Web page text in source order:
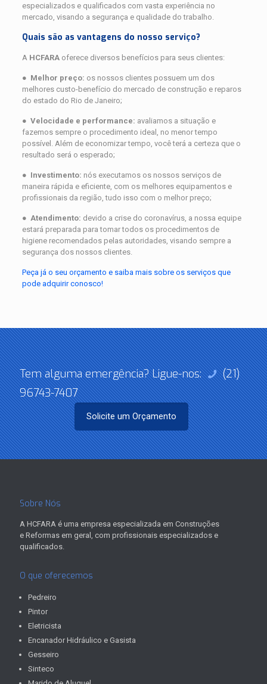
especializados e qualificados com vasta experiência no
mercado, visando a segurança e qualidade do trabalho.
Quais são as vantagens do nosso serviço?
A HCFARAoferece diversos benefícios para seus clientes:
● Melhor preço: os nossos clientes possuem um dos
melhores custo-benefício do mercado de construção e reparos
do estado do Rio de Janeiro;
● Velocidade e performance: avaliamos a situação e
fazemos sempre o procedimento ideal, no menor tempo
possível. Além de economizar tempo, você terá a certeza que o
resultado será o esperado;
● Investimento: nós executamos os nossos serviços de
maneira rápida e eficiente, com os melhores equipamentos e
profissionais da região, tudo isso com o melhor preço;
● Atendimento: devido a crise do coronavírus, a nossa equipe
estará preparada para tomar todos os procedimentos de
higiene recomendados pelas autoridades, visando sempre a
segurança dos nossos clientes.
Peça já o seu orçamento e saiba mais sobre os serviços que
pode adquirir conosco!
Tem alguma emergência? Ligue-nos:
(21)
96743-7407
Solicite um Orçamento
Sobre Nós
A HCFARA é uma empresa especializada em Construções
e Reformas em geral, com profissionais especializados e
qualificados.
O que oferecemos
Pedreiro
Pintor
Eletricista
Encanador Hidráulico e Gasista
Gesseiro
Sinteco